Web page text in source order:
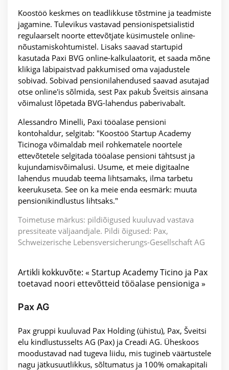
Koostöö keskmes on teadlikkuse tõstmine ja teadmiste
jagamine. Tulevikus vastavad pensionispetsialistid
regulaarselt noorte ettevõtjate küsimustele online-
nõustamiskohtumistel. Lisaks saavad startupid
kasutada Paxi BVG online-kalkulaatorit, et saada mõne
klikiga läbipaistvad pakkumised oma vajadustele
sobivad. Sobivad pensionilahendused saavad asutajad
otse online'is sõlmida, sest Pax pakub Šveitsis ainsana
võimalust lõpetada BVG-lahendus paberivabalt.
Alessandro Minelli, Paxi tööalase pensioni
kontohaldur, selgitab: "Koostöö Startup Academy
Ticinoga võimaldab meil rohkematele noortele
ettevõtetele selgitada tööalase pensioni tähtsust ja
kujundamisvõimalusi. Usume, et meie digitaalne
lahendus muudab teema lihtsamaks, ilma tarbetu
keerukuseta. See on ka meie enda eesmärk: muuta
pensionikindlustus lihtsaks."
Toimetuse märkus: pildiõigused kuuluvad vastava
pressiteate väljaandjale. Pildi õigused: Pax,
Schweizerische Lebensversicherungs-Gesellschaft AG
Artikli kokkuvõte: « Startup Academy Ticino ja Pax
toetavad noori ettevõtteid tööalase pensioniga »
Pax AG
Pax gruppi kuuluvad Pax Holding (ühistu), Pax, Šveitsi
elu kindlustusselts AG (Pax) ja Creadi AG. Üheskoos
moodustavad nad tugeva liidu, mis tugineb väärtustele
nagu jätkusuutlikkus, sõltumatus ja 100% omakapitali